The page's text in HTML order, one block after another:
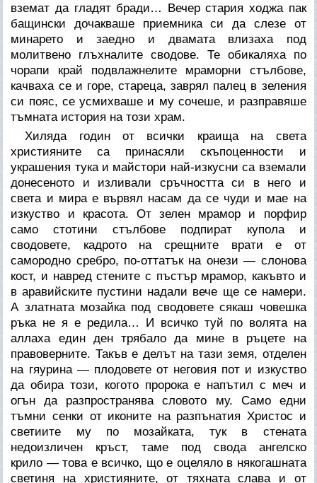
вземат да гладят бради… Вечер стария ходжа пак
бащински дочакваше приемника си да слезе от
минарето и заедно и двамата влизаха под
молитвено глъхналите сводове. Те обикаляха по
чорапи край подвлажнелите мраморни стълбове,
качваха се и горе, стареца, заврял палец в зеления
си пояс, се усмихваше и му сочеше, и разправяше
тъмната история на този храм.
Хиляда годин от всички краища на света
християните са принасяли скъпоценности и
украшения тука и майстори най-изкусни са вземали
донесеното и изливали сръчността си в него и
света и мира е вървял насам да се чуди и мае на
изкуство и красота. От зелен мрамор и порфир
само стотини стълбове подпират купола и
сводовете, кадрото на срещните врати е от
самородно сребро, по-оттатък на онези — слонова
кост, и навред стените с пъстър мрамор, какъвто и
в аравийските пустини надали вече ще се намери.
А златната мозайка под сводовете сякаш човешка
ръка не я е редила… И всичко туй по волята на
аллаха един ден трябало да мине в ръцете на
правоверните. Такъв е делът на тази земя, отделен
на гяурина — плодовете от неговия пот и изкуство
да обира този, когото пророка е напътил с меч и
огън да разпространява словото му. Само едни
тъмни сенки от иконите на разпънатия Христос и
светиите му по мозайката, тук в стената
недоизличен кръст, таме под свода ангелско
крило — това е всичко, що е оцеляло в някогашната
светиня на християните, от тяхната слава и от